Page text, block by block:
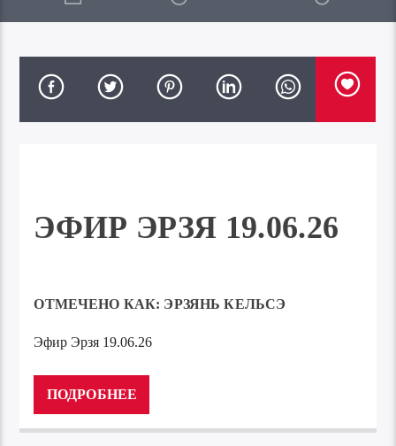
ЭФИР ЭРЗЯ 19.06.26
ОТМЕЧЕНО КАК: ЭРЗЯНЬ КЕЛЬСЭ
Эфир Эрзя 19.06.26
ПОДРОБНЕЕ